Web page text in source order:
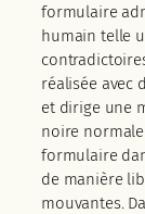
formulaire
humain telle
réalisée avec
et dirige une
noire
formulaire
de manière
mouvantes.